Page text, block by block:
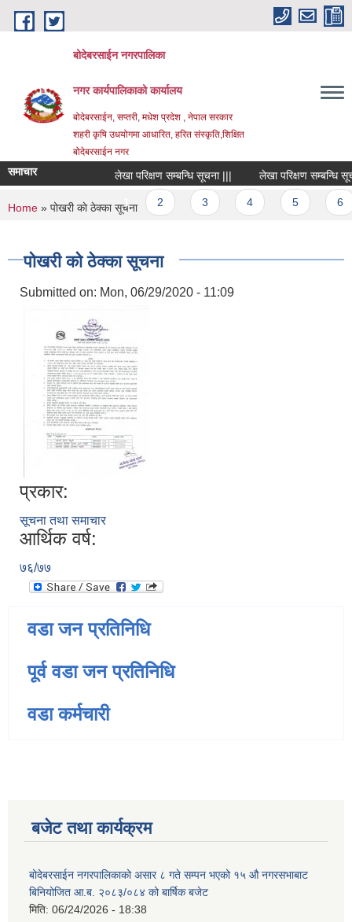
Skip to main content
बोदेबरसाईन नगरपालिका
नगर कार्यपालिकाको कार्यालय
बोदेबरसाईन, सप्तरी, मधेश प्रदेश , नेपाल सरकार
शहरी कृषि उधयोगमा आधारित, हरित संस्कृति,शिक्षित
बोदेबरसाईन नगर
समाचार लेखा परिक्षण सम्बन्धि सूचना ||| लेखा परिक्षण सम्बन्धि
Pages
1
You are here
Home » पोखरी काे ठेक्का सूचना
पोखरी काे ठेक्का सूचना
Submitted on: Mon, 06/29/2020 - 11:09
प्रकार:
सूचना तथा समाचार
आर्थिक वर्ष:
७६/७७
वडा जन प्रतिनिधि
पूर्व वडा जन प्रतिनिधि
वडा कर्मचारी
बजेट तथा कार्यक्रम
बोदेबरसाईन नगरपालिकाको असार ८ गते सम्पन भएको १५ ‍‍‍औ नगरसभाबाट
बिनियोजित आ.ब. २०८३/०८४ को बार्षिक बजेट
मिति: 06/24/2026 - 18:38